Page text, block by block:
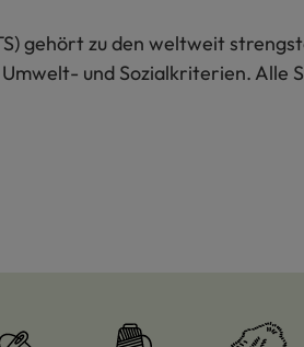
gehört zu den weltweit
und Sozialkriterien.